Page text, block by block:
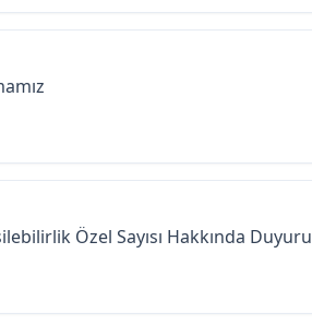
Özel Sayısı Hakkında Duyuru